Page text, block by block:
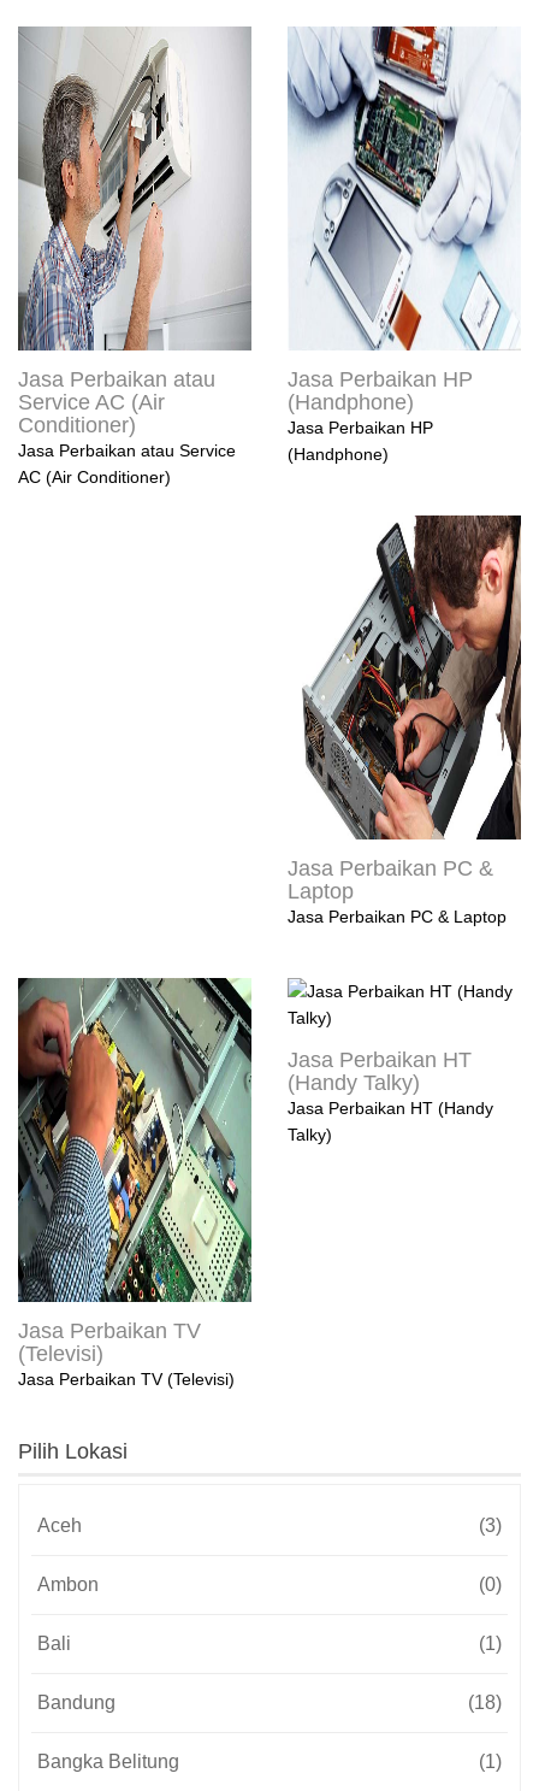
Jasa Perbaikan atau
Service AC (Air
Conditioner)
Jasa Perbaikan atau Service
AC (Air Conditioner)
Jasa Perbaikan HP
(Handphone)
Jasa Perbaikan HP
(Handphone)
Jasa Perbaikan PC &
Laptop
Jasa Perbaikan PC & Laptop
Jasa Perbaikan TV
(Televisi)
Jasa Perbaikan TV (Televisi)
Jasa Perbaikan HT
(Handy Talky)
Jasa Perbaikan HT (Handy
Talky)
Pilih Lokasi
Aceh (3)
Ambon (0)
Bali (1)
Bandung (18)
Bangka Belitung (1)